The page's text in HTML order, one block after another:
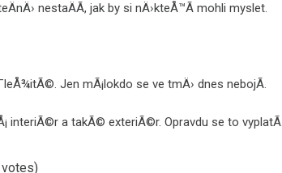
nestaÄÃ­, jak by si nÄ›kteÅ™Ã­ mohli myslet.
Jen mÃ¡lokdo se ve tmÄ› dnes nebojÃ­.
interiÃ©r a takÃ© exteriÃ©r. Opravdu se to vyplatÃ­.